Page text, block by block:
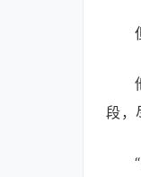
段，